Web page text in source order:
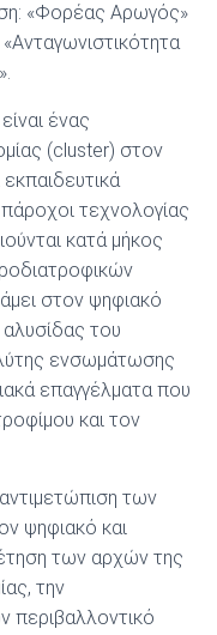
«Φορέας Αρωγός»
ένας
(cluster) στον
τεχνολογίας
κατά μήκος
στον ψηφιακό
του
ενσωμάτωσης
επαγγέλματα που
και τον
των
ψηφιακό και
των αρχών της
την
περιβαλλοντικό